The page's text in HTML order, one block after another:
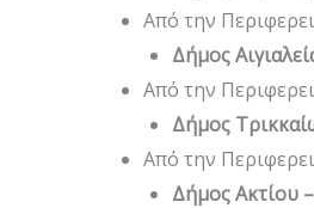
Από την
Δήμος
Από την
Δήμος
Από την
Δήμος Ακτίου